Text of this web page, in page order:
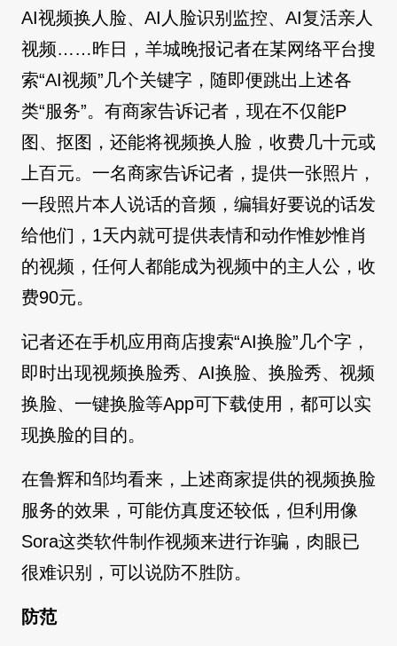
AI视频换人脸、AI人脸识别监控、AI复活亲人
视频……昨日，羊城晚报记者在某网络平台搜
索“AI视频”几个关键字，随即便跳出上述各
类“服务”。有商家告诉记者，现在不仅能P
图、抠图，还能将视频换人脸，收费几十元或
上百元。一名商家告诉记者，提供一张照片，
一段照片本人说话的音频，编辑好要说的话发
给他们，1天内就可提供表情和动作惟妙惟肖
的视频，任何人都能成为视频中的主人公，收
费90元。
记者还在手机应用商店搜索“AI换脸”几个字，
即时出现视频换脸秀、AI换脸、换脸秀、视频
换脸、一键换脸等App可下载使用，都可以实
现换脸的目的。
在鲁辉和邹均看来，上述商家提供的视频换脸
服务的效果，可能仿真度还较低，但利用像
Sora这类软件制作视频来进行诈骗，肉眼已
很难识别，可以说防不胜防。
防范